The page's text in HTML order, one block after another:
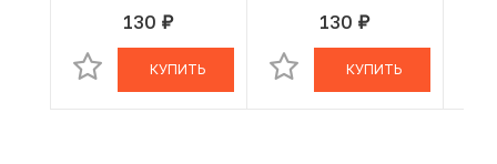
130 руб.
В КОРЗИНЕ
КУПИТЬ
130 руб.
В КОРЗИНЕ
КУПИТЬ